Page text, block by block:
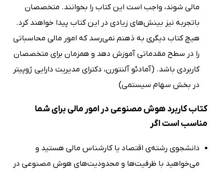
مالی شوند، واجب است این کتاب را بخوانند. متخصصان
باتجربه نیز بینش‌های زیادی در این کتاب پیدا خواهند کرد.
هیچ کتاب دیگری به ذهنم نمی‌رسد که امور مالی محاسباتی
را در سطح مقدماتی آموزش دهد و همزمان برای متخصصان
کاربردی باشد. (آمادئو آلنتورن، دکترای مدیریت دارایی ژوپیتر
در بخش سهام سیستمی)
کتاب کاربرد هوش مصنوعی در امور مالی برای شما
مناسب است اگر
دانشجوی رشته‌ی اقتصاد یا کارشناس مالی هستید و
می‌خواهید با ظرفیت‌ها و محدودیت‌های هوش مصنوعی در